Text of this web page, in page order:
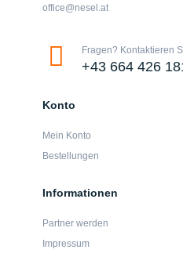
office@nesel.at
Fragen? Kontaktieren
+43 664 426
Konto
Mein Konto
Bestellungen
Informationen
Partner werden
Impressum